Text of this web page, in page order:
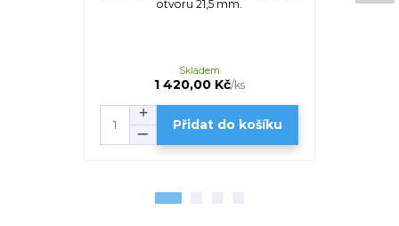
otvoru 21,5 mm.
1 420,00 Kč/ks
Skladem
Přidat do košíku
má